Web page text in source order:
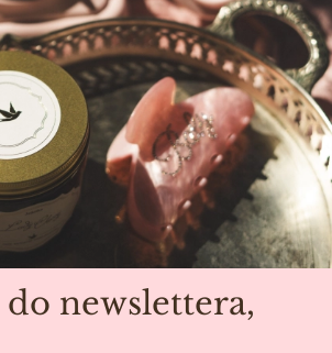
newslettera,